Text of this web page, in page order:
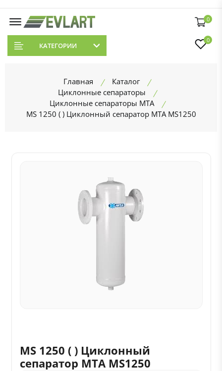
0
КАТЕГОРИИ
0
Главная
Каталог
Циклонные сепараторы
Циклонные сепараторы MTA
MS 1250 ( ) Циклонный сепаратор MTA MS1250
MS 1250 ( ) Циклонный
сепаратор MTA MS1250